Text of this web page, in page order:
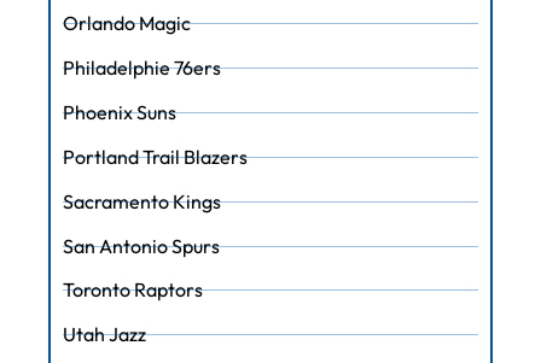
Orlando Magic
Philadelphie 76ers
Phoenix Suns
Portland Trail Blazers
Sacramento Kings
San Antonio Spurs
Toronto Raptors
Utah Jazz